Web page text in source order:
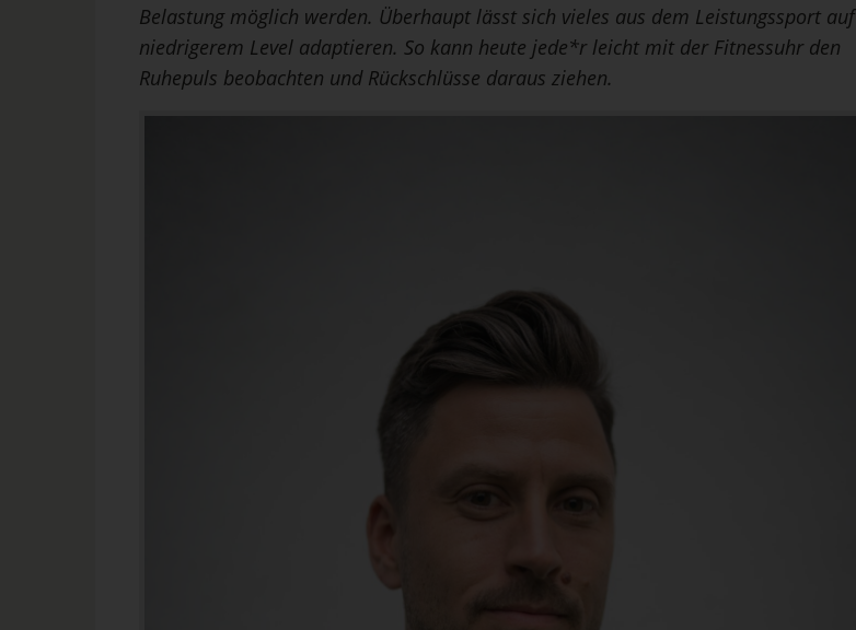
Belastung möglich werden. Überhaupt lässt sich vieles aus dem Leistungssport auf
niedrigerem Level adaptieren. So kann heute jede*r leicht mit der Fitnessuhr den
Ruhepuls beobachten und Rückschlüsse daraus ziehen.